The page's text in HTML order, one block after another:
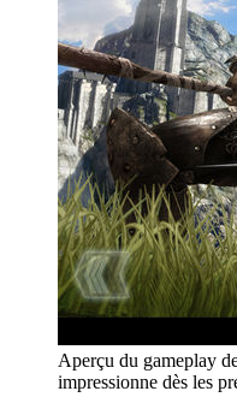
Aperçu du gameplay
impressionne dès les